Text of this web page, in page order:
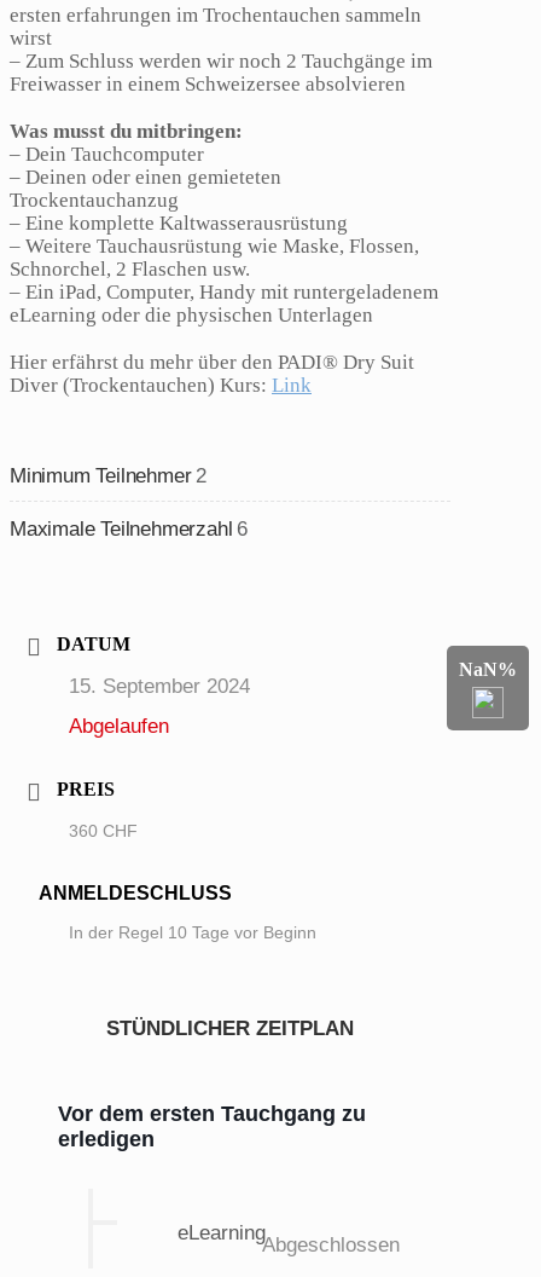
ersten erfahrungen im Trochentauchen sammeln
wirst
– Zum Schluss werden wir noch 2 Tauchgänge im
Freiwasser in einem Schweizersee absolvieren
Was musst du mitbringen:
– Dein Tauchcomputer
– Deinen oder einen gemieteten
Trockentauchanzug
– Eine komplette Kaltwasserausrüstung
– Weitere Tauchausrüstung wie Maske, Flossen,
Schnorchel, 2 Flaschen usw.
– Ein iPad, Computer, Handy mit runtergeladenem
eLearning oder die physischen Unterlagen
Hier erfährst du mehr über den PADI® Dry Suit
Diver (Trockentauchen) Kurs: Link
Minimum Teilnehmer 2
Maximale Teilnehmerzahl 6
DATUM
15. September 2024
Abgelaufen
PREIS
360 CHF
ANMELDESCHLUSS
In der Regel 10 Tage vor Beginn
STÜNDLICHER ZEITPLAN
Vor dem ersten Tauchgang zu
erledigen
eLearning
Abgeschlossen
NaN%